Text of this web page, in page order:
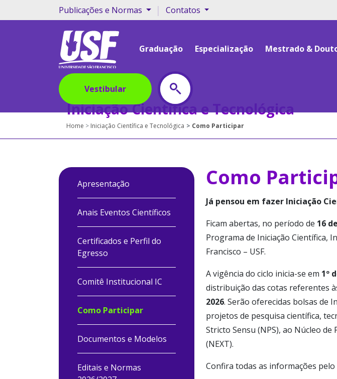
Publicações e Normas | Contatos
Graduação Especialização Mestrado &
Vestibular
Iniciação Científica e Tecnológica
Home Iniciação Científica e Tecnológica Como Participar
Apresentação
Anais Eventos Científicos
Certificados e Perfil do
Egresso
Comitê Institucional IC
Como Participar
Documentos e Modelos
Editais e Normas
Como
Já pensou em fazer Iniciação
Ficam abertas, no período de 16
Programa de Iniciação Científica,
Francisco – USF.
A vigência do ciclo inicia-se em 1º
distribuição das cotas referentes
2026. Serão oferecidas bolsas de
projetos de pesquisa científica,
Stricto Sensu (NPS), ao Núcleo
(NEXT).
Confira todas as informações pelo